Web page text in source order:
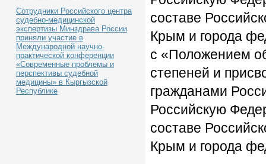
Сотрудники Российского центра
судебно-медицинской
экспертизы Минздрава России
приняли участие в
Международной научно-
практической конференции
«Современные проблемы и
перспективы судебной
медицины» в Кыргызской
Республике
составе
Крым и города
с «Положением
степеней и
гражданами
Российскую
составе
Крым и города